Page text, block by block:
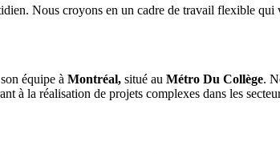
Nous croyons en un cadre de travail flexible qui
équipe à Montréal, situé au Métro Du Collège.
à la réalisation de projets complexes dans les